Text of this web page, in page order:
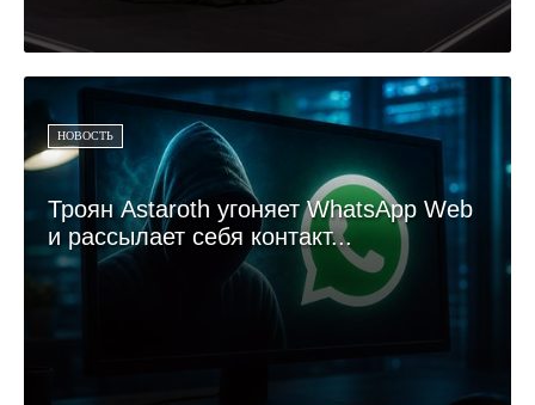
НОВОСТЬ
Троян Astaroth угоняет WhatsApp Web
и рассылает себя контакт...